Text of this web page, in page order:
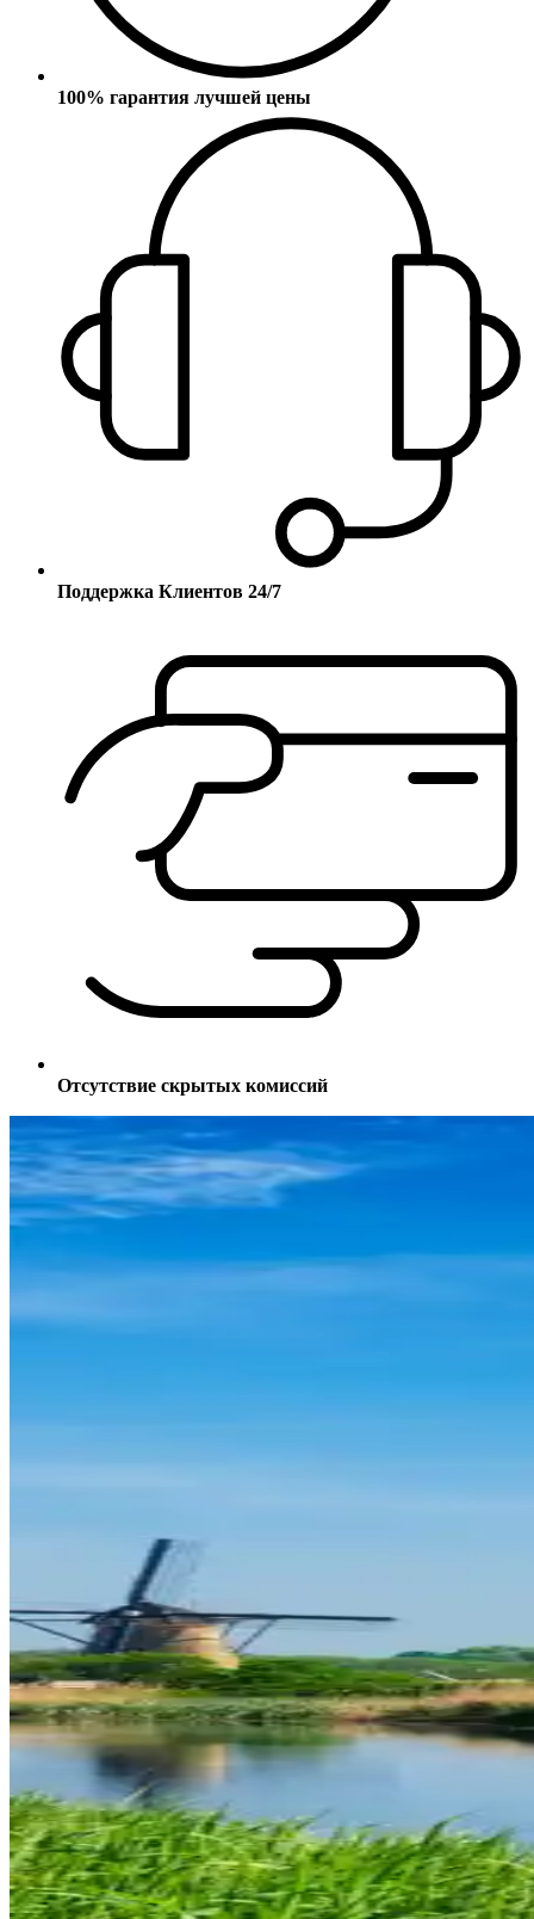
100% гарантия лучшей цены
Поддержка Клиентов 24/7
Отсутствие скрытых комиссий